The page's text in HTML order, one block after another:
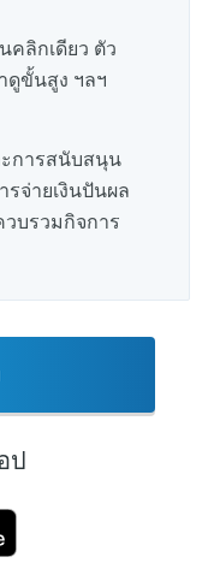
คลิกเดียว ตัว
ดูขั้นสูง ฯลฯ
การสนับสนุน
รจ่ายเงินปันผล
วบรวมกิจการ
ป